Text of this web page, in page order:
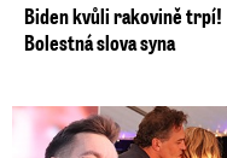
Biden kvůli rakovině trpí!
Bolestná slova syna
Koncert Ztraceného na